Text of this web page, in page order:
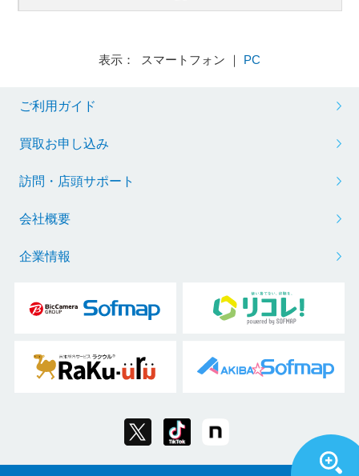
表示： スマートフォン ｜ PC
ご利用ガイド
買取お申し込み
訪問・店頭サポート
会社概要
企業情報